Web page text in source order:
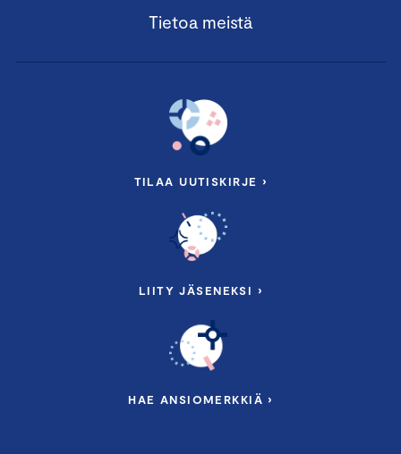
Tietoa meistä
TILAA UUTISKIRJE ›
LIITY JÄSENEKSI ›
HAE ANSIOMERKKIÄ ›